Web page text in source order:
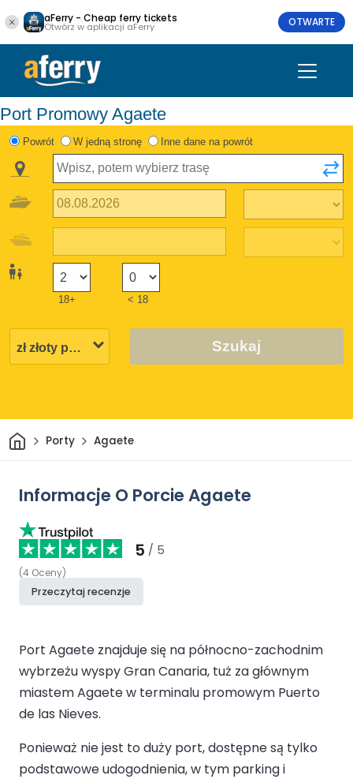
aFerry - Cheap ferry tickets
Otwórz w aplikacji aFerry OTWARTE
Port Promowy Agaete
Powrót W jedną stronę Inne dane na powrót
18+ < 18
Szukaj
DomPorty Agaete
Informacje O Porcie Agaete
5 / 5
(4 Oceny)
Przeczytaj recenzje
Port Agaete znajduje się na północno-zachodnim
wybrzeżu wyspy Gran Canaria, tuż za głównym
miastem Agaete w terminalu promowym Puerto
de las Nieves.
Ponieważ nie jest to duży port, dostępne są tylko
podstawowe udogodnienia, w tym parking i